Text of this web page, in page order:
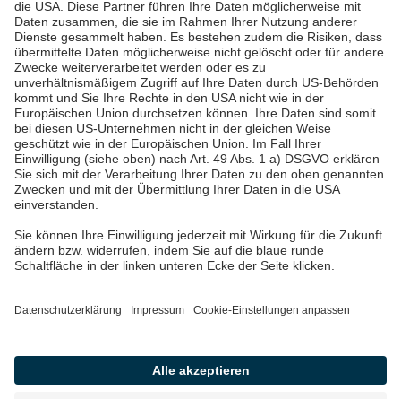
Über uns & Autoren
Datenschutz
Impressum
Barrierefreiheit
Wir sind die Pfalzwerke: